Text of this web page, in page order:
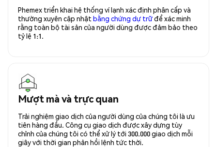
Phemex triển khai hệ thống ví lạnh xác định phân cấp và
thường xuyên cập nhật bằng chứng dự trữđể xác minh
rằng toàn bộ tài sản của người dùng được đảm bảo theo
tỷ lệ 1:1.
Mượt mà và trực quan
Trải nghiệm giao dịch của người dùng của chúng tôi là ưu
tiên hàng đầu. Công cụ giao dịch được xây dựng tùy
chỉnh của chúng tôi có thể xử lý tới 300.000 giao dịch mỗi
giây với thời gian phản hồi lệnh tức thời.